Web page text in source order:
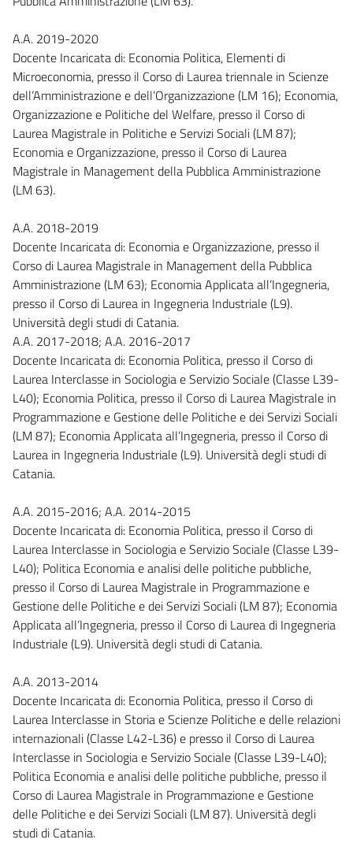
A.A. 2019-2020
Docente Incaricata di: Economia Politica, Elementi di
Microeconomia, presso il Corso di Laurea triennale in Scienze
dell’Amministrazione e dell’Organizzazione (LM 16); Economia,
Organizzazione e Politiche del Welfare, presso il Corso di
Laurea Magistrale in Politiche e Servizi Sociali (LM 87);
Economia e Organizzazione, presso il Corso di Laurea
Magistrale in Management della Pubblica Amministrazione
(LM 63).
A.A. 2018-2019
Docente Incaricata di: Economia e Organizzazione, presso il
Corso di Laurea Magistrale in Management della Pubblica
Amministrazione (LM 63); Economia Applicata all’Ingegneria,
presso il Corso di Laurea in Ingegneria Industriale (L9).
Università degli studi di Catania.
A.A. 2017-2018; A.A. 2016-2017
Docente Incaricata di: Economia Politica, presso il Corso di
Laurea Interclasse in Sociologia e Servizio Sociale (Classe L39-
L40); Economia Politica, presso il Corso di Laurea Magistrale in
Programmazione e Gestione delle Politiche e dei Servizi Sociali
(LM 87); Economia Applicata all’Ingegneria, presso il Corso di
Laurea in Ingegneria Industriale (L9). Università degli studi di
Catania.
A.A. 2015-2016; A.A. 2014-2015
Docente Incaricata di: Economia Politica, presso il Corso di
Laurea Interclasse in Sociologia e Servizio Sociale (Classe L39-
L40); Politica Economia e analisi delle politiche pubbliche,
presso il Corso di Laurea Magistrale in Programmazione e
Gestione delle Politiche e dei Servizi Sociali (LM 87); Economia
Applicata all’Ingegneria, presso il Corso di Laurea di Ingegneria
Industriale (L9). Università degli studi di Catania.
A.A. 2013-2014
Docente Incaricata di: Economia Politica, presso il Corso di
Laurea Interclasse in Storia e Scienze Politiche e delle relazioni
internazionali (Classe L42-L36) e presso il Corso di Laurea
Interclasse in Sociologia e Servizio Sociale (Classe L39-L40);
Politica Economia e analisi delle politiche pubbliche, presso il
Corso di Laurea Magistrale in Programmazione e Gestione
delle Politiche e dei Servizi Sociali (LM 87). Università degli
studi di Catania.